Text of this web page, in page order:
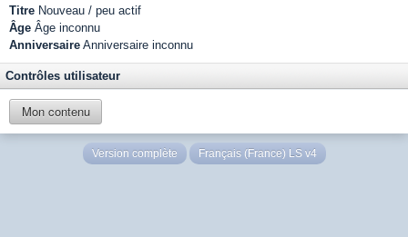
Titre Nouveau / peu actif
Âge Âge inconnu
Anniversaire Anniversaire inconnu
Contrôles utilisateur
Mon contenu
Version complète Français (France) LS v4